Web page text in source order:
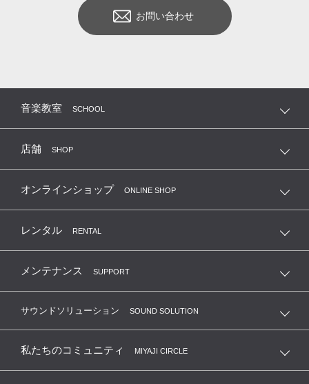
お問い合わせ
音楽教室 SCHOOL
店舗 SHOP
オンラインショップ ONLINE SHOP
レンタル RENTAL
メンテナンス SUPPORT
サウンドソリューション SOUND SOLUTION
私たちのコミュニティ MIYAJI CIRCLE